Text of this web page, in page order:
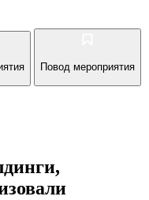
Повод мероприятия